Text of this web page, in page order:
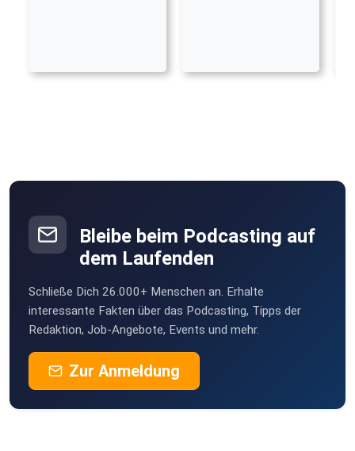
Bleibe beim Podcasting auf
dem Laufenden
Schließe Dich 26.000+ Menschen an. Erhalte
interessante Fakten über das Podcasting, Tipps der
Redaktion, Job-Angebote, Events und mehr.
Zur Anmeldung